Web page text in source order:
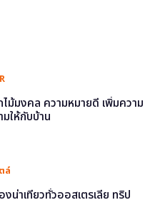
ม้มงคล ความหมายดี เพิ่มความ
ให้กับบ้าน
ล์
งน่าเที่ยวทั่วออสเตรเลีย ทริป